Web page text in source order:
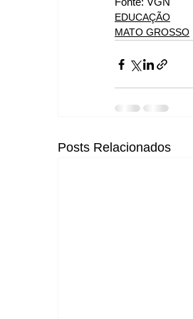
EDUCAÇÃO
MATO GROSSO
Posts Relacionados